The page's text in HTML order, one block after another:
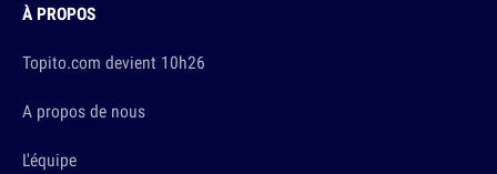
À PROPOS
Topito.com devient 10h26
A propos de nous
L'équipe